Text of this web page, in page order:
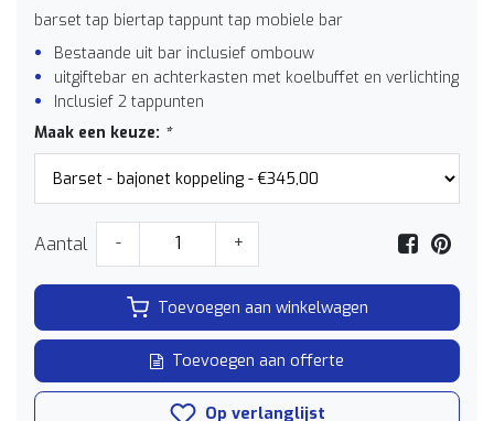
barset tap biertap tappunt tap mobiele bar
Bestaande uit bar inclusief ombouw
uitgiftebar en achterkasten met koelbuffet en verlichting
Inclusief 2 tappunten
Maak een keuze: *
Aantal - +
Toevoegen aan winkelwagen
Toevoegen aan offerte
Op verlanglijst